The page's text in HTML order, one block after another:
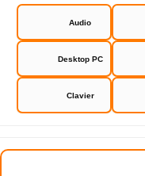
Audio
Desktop PC
Clavier